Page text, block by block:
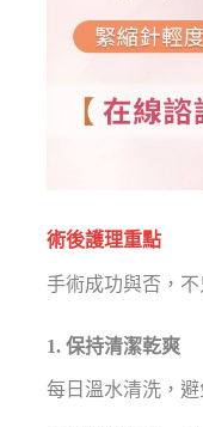
術後護理重點
手術成功與否，
1. 保持清潔乾爽
每日溫水清洗，